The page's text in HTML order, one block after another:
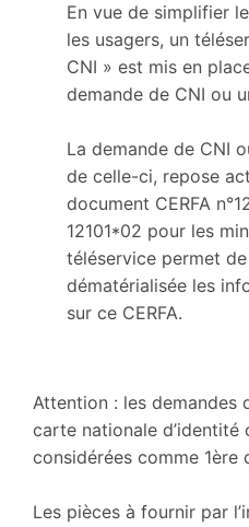
En vue de simplifier
les usagers, un
CNI » est mis en
demande de CNI ou
La demande de CNI
de celle-ci, repose
document CERFA
12101*02 pour les
téléservice permet
dématérialisée les
sur ce CERFA.
Attention : les demandes
carte nationale
considérées comme 1ère
Les pièces à fournir par